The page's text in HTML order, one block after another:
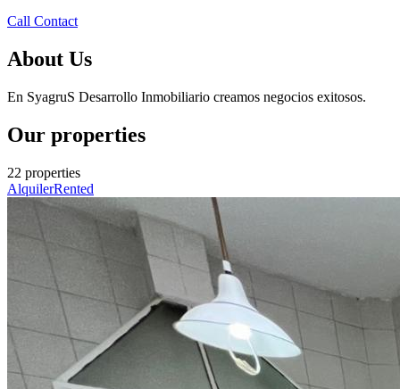
Call Contact
About Us
En SyagruS Desarrollo Inmobiliario creamos negocios exitosos.
Our properties
22 properties
AlquilerRented